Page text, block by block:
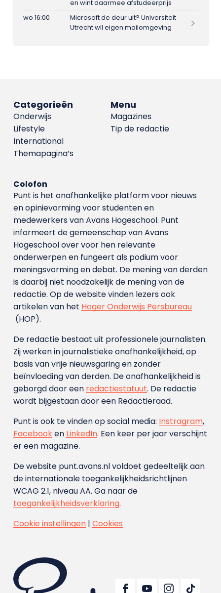
en wint daarmee afstudeerprijs
wo 16:00
Microsoft de deur uit? Universiteit
Utrecht wil eigen mailomgeving
Menu
Magazines
Tip de redactie
Categorieën
Onderwijs
Lifestyle
International
Themapagina’s
Colofon
Punt is het onafhankelijke platform voor nieuws
en opinievorming voor studenten en
medewerkers van Avans Hoge­school. Punt
informeert de gemeenschap van Avans
Hogeschool over voor hen relevante
onderwerpen en fungeert als podium voor
meningsvorming en debat. De mening van derden
is daarbij niet noodzakelijk de mening van de
redactie. Op de website vinden lezers ook
artikelen van het Hoger Onderwijs Persbureau
(HOP).
De redactie bestaat uit professionele journalisten.
Zij werken in journalistieke onafhankelijkheid, op
basis van vrije nieuwsgaring en zonder
beïnvloeding van derden. De onafhankelijkheid is
geborgd door een redactiestatuut. De redactie
wordt bijgestaan door een Redactieraad.
Punt is ook te vinden op social media: Instragram,
Facebooken LinkedIn. Een keer per jaar verschijnt
er een magazine.
De website punt.avans.nl voldoet gedeeltelijk aan
de internationale toegankelijkheidsrichtlijnen
WCAG 2.1, niveau AA. Ga naar de
toegankelijkheidsverklaring.
Cookie instellingen| Cookies